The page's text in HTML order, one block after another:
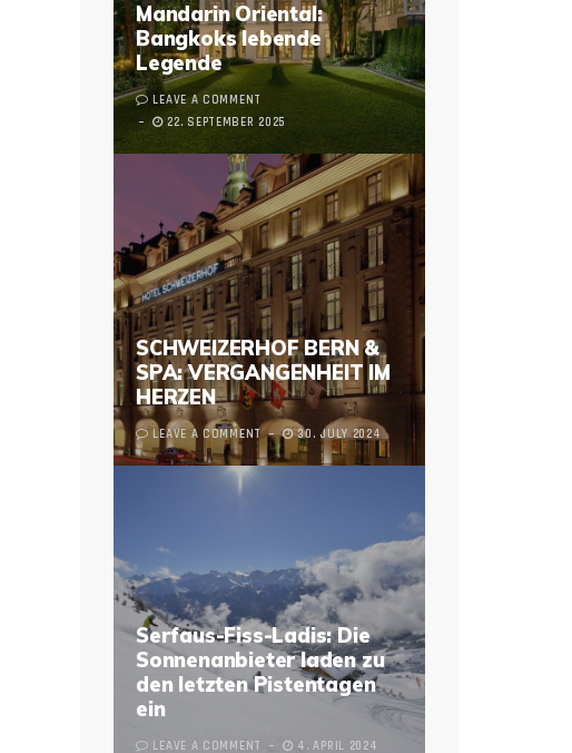
Mandarin Oriental:
Bangkoks lebende
Legende
LEAVE A COMMENT
22. SEPTEMBER 2025
SCHWEIZERHOF BERN &
SPA: VERGANGENHEIT IM
HERZEN
LEAVE A COMMENT 30. JULY 2024
Serfaus-Fiss-Ladis: Die
Sonnenanbieter laden zu
den letzten Pistentagen
ein
LEAVE A COMMENT 4. APRIL 2024